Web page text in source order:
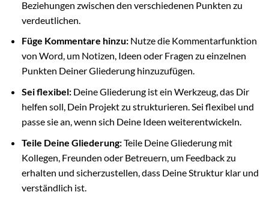
Beziehungen zwischen den verschiedenen Punkten zu
verdeutlichen.
Füge Kommentare hinzu:Nutze die Kommentarfunktion
von Word, um Notizen, Ideen oder Fragen zu einzelnen
Punkten Deiner Gliederung hinzuzufügen.
Sei flexibel:Deine Gliederung ist ein Werkzeug, das Dir
helfen soll, Dein Projekt zu strukturieren. Sei flexibel und
passe sie an, wenn sich Deine Ideen weiterentwickeln.
Teile Deine Gliederung:Teile Deine Gliederung mit
Kollegen, Freunden oder Betreuern, um Feedback zu
erhalten und sicherzustellen, dass Deine Struktur klar und
verständlich ist.